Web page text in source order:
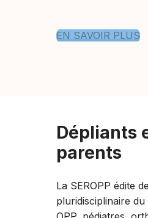
EN SAVOIR PLUS
Dépliants
parents
La SEROPP édite
pluridisciplinaire